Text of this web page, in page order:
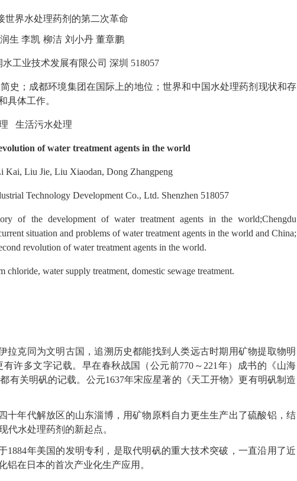
世界水处理药剂的第二次革命
生 李凯 柳洁 刘小丹 董章鹏
工业技术发展有限公司 深圳 518057
史；成都环境集团在国际上的地位；世界和中国水处理药剂现状和存
具体工作。
生活污水处理
of water treatment agents in the world
Kai, Liu Jie, Liu Xiaodan, Dong Zhangpeng
Technology Development Co., Ltd. Shenzhen 518057
of the development of water treatment agents in the world;Chengdu
situation and problems of water treatment agents in the world and China;
revolution of water treatment agents in the world.
chloride, water supply treatment, domestic sewage treatment.
拉克同为文明古国，追溯历史都能找到人类远古时期用矿物提取物明
许多文字记载。早在春秋战国（公元前770～221年）成书的《山海
有关明矾的记载。公元1637年宋应星著的《天工开物》更有明矾制造
十年代解放区的山东淄博，用矿物原料自力更生生产出了硫酸铝，结
代水处理药剂的新起点。
1884年美国的发明专利，是取代明矾的重大技术突破，一直沿用了近
铝在日本的首次产业化生产应用。